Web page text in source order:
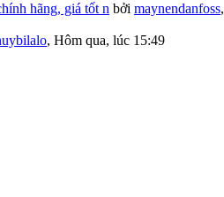
hãng, giá tốt n bởi maynendanfoss,
, Hôm qua, lúc 15:49